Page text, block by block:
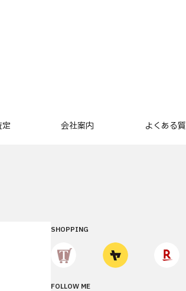
会社案内 よくある
SHOPPING
FOLLOW ME